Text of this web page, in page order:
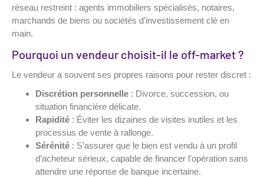
réseau restreint : agents immobiliers spécialisés, notaires,
marchands de biens ou sociétés d’investissement clé en
main.
Pourquoi un vendeur choisit-il le off-market ?
Le vendeur a souvent ses propres raisons pour rester discret :
Discrétion personnelle : Divorce, succession, ou
situation financière délicate.
Rapidité : Éviter les dizaines de visites inutiles et les
processus de vente à rallonge.
Sérénité : S’assurer que le bien est vendu à un profil
d’acheteur sérieux, capable de financer l’opération sans
attendre une réponse de banque incertaine.